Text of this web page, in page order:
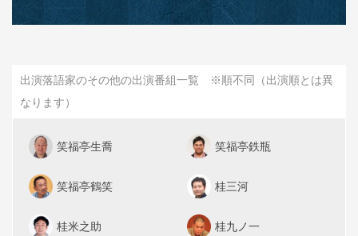
出演落語家のその他の出演番組一覧 ※順不同（出演順とは異
なります）
笑福亭生喬 笑福亭鉄瓶
笑福亭鶴笑 桂三河
桂米之助 桂九ノ一